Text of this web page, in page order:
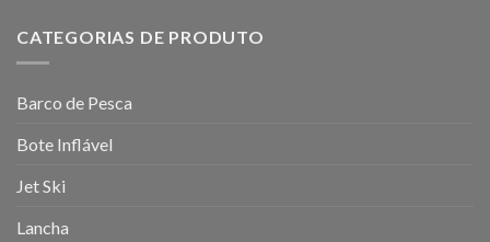
CATEGORIAS DE PRODUTO
Barco de Pesca
Bote Inflável
Jet Ski
Lancha